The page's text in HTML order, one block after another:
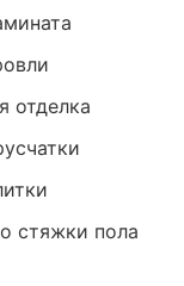
отделка
стяжки пола